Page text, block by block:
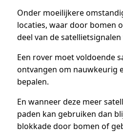
Onder moeilijkere
locaties, waar door bomen
deel van de
Een rover moet voldoende
ontvangen om nauwkeurig
bepalen.
En wanneer deze meer
paden kan gebruiken dan
blokkade door bomen of